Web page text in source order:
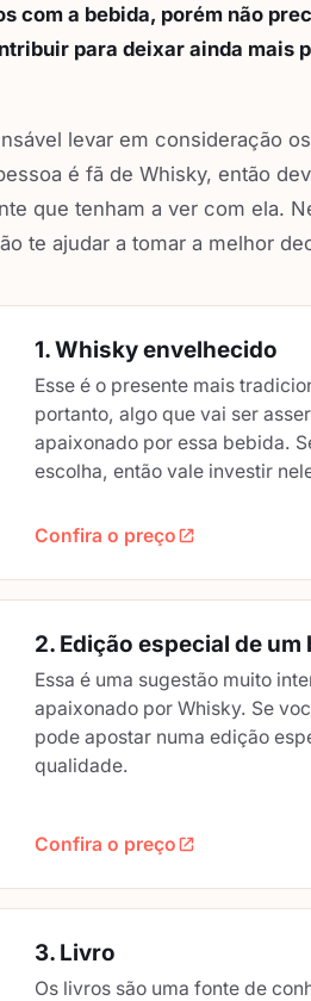
com a bebida, porém não
para deixar ainda mais
levar em consideração
é fã de Whisky, então
que tenham a ver com ela.
te ajudar a tomar a melhor
1. Whisky envelhecido
Esse é o presente mais
portanto, algo que vai ser
apaixonado por essa bebida.
escolha, então vale investir
Confira o preço
2. Edição especial de
Essa é uma sugestão muito
apaixonado por Whisky. Se
pode apostar numa edição
qualidade.
Confira o preço
3. Livro
Os livros são uma fonte de